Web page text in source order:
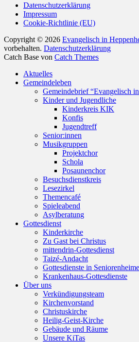
Datenschutzerklärung
Impressum
Cookie-Richtlinie (EU)
Copyright © 2026 Evangelisch in
vorbehalten. Datenschutzerklärung
Catch Base von Catch Themes
oben
scrollen
Aktuelles
Gemeindeleben
Gemeindebrief “Evangelisch
Kinder und Jugendliche
Kinderkreis KIK
Konfis
Jugendtreff
Senior:innen
Musikgruppen
Projektchor
Schola
Posaunenchor
Besuchsdienstkreis
Lesezirkel
Themencafé
Spieleabend
Asylberatung
Gottesdienst
Kinderkirche
Zu Gast bei Christus
mittendrin-Gottesdienst
Taizé-Andacht
Gottesdienste in
Krankenhaus-Gottesdienste
Über uns
Verkündigungsteam
Kirchenvorstand
Christuskirche
Heilig-Geist-Kirche
Gebäude und Räume
Unsere KiTas